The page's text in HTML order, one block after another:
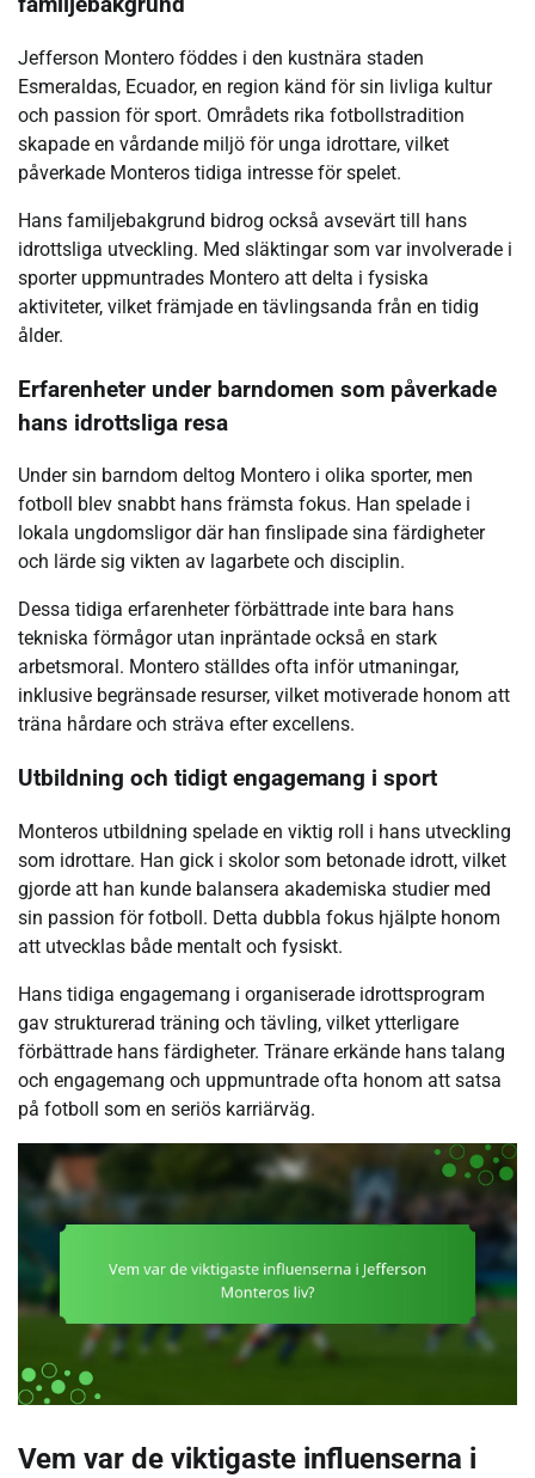
Jefferson Montero föddes i den kustnära staden
Esmeraldas, Ecuador, en region känd för sin livliga kultur
och passion för sport. Områdets rika fotbollstradition
skapade en vårdande miljö för unga idrottare, vilket
påverkade Monteros tidiga intresse för spelet.
Hans familjebakgrund bidrog också avsevärt till hans
idrottsliga utveckling. Med släktingar som var involverade i
sporter uppmuntrades Montero att delta i fysiska
aktiviteter, vilket främjade en tävlingsanda från en tidig
ålder.
Erfarenheter under barndomen som påverkade
hans idrottsliga resa
Under sin barndom deltog Montero i olika sporter, men
fotboll blev snabbt hans främsta fokus. Han spelade i
lokala ungdomsligor där han finslipade sina färdigheter
och lärde sig vikten av lagarbete och disciplin.
Dessa tidiga erfarenheter förbättrade inte bara hans
tekniska förmågor utan inpräntade också en stark
arbetsmoral. Montero ställdes ofta inför utmaningar,
inklusive begränsade resurser, vilket motiverade honom att
träna hårdare och sträva efter excellens.
Utbildning och tidigt engagemang i sport
Monteros utbildning spelade en viktig roll i hans utveckling
som idrottare. Han gick i skolor som betonade idrott, vilket
gjorde att han kunde balansera akademiska studier med
sin passion för fotboll. Detta dubbla fokus hjälpte honom
att utvecklas både mentalt och fysiskt.
Hans tidiga engagemang i organiserade idrottsprogram
gav strukturerad träning och tävling, vilket ytterligare
förbättrade hans färdigheter. Tränare erkände hans talang
och engagemang och uppmuntrade ofta honom att satsa
på fotboll som en seriös karriärväg.
Vem var de viktigaste influenserna i